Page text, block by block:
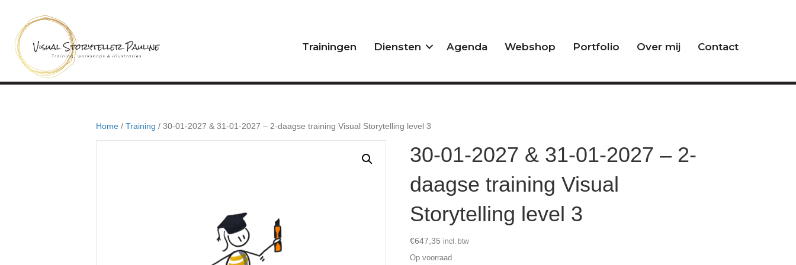
Trainingen Diensten Agenda Webshop Portfolio Over mij Contact
Home / Training / 30-01-2027 & 31-01-2027 – 2-daagse training Visual Storytelling level 3
30-01-2027 & 31-01-2027 – 2-
daagse training Visual
Storytelling level 3
€647,35 incl. btw
Op voorraad